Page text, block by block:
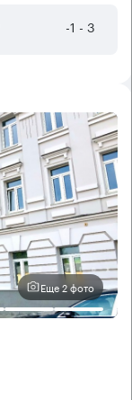
-1 - 3
Еще 2 фото